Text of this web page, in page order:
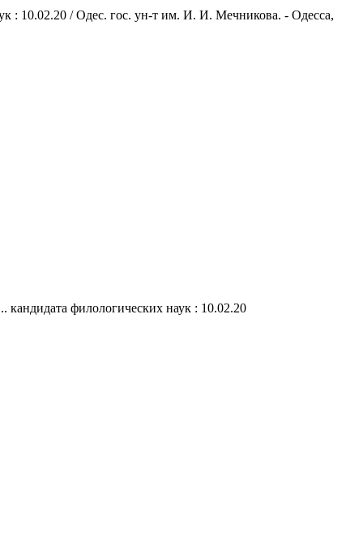
: 10.02.20 / Одес. гос. ун-т им. И. И. Мечникова. - Одесса,
кандидата филологических наук : 10.02.20